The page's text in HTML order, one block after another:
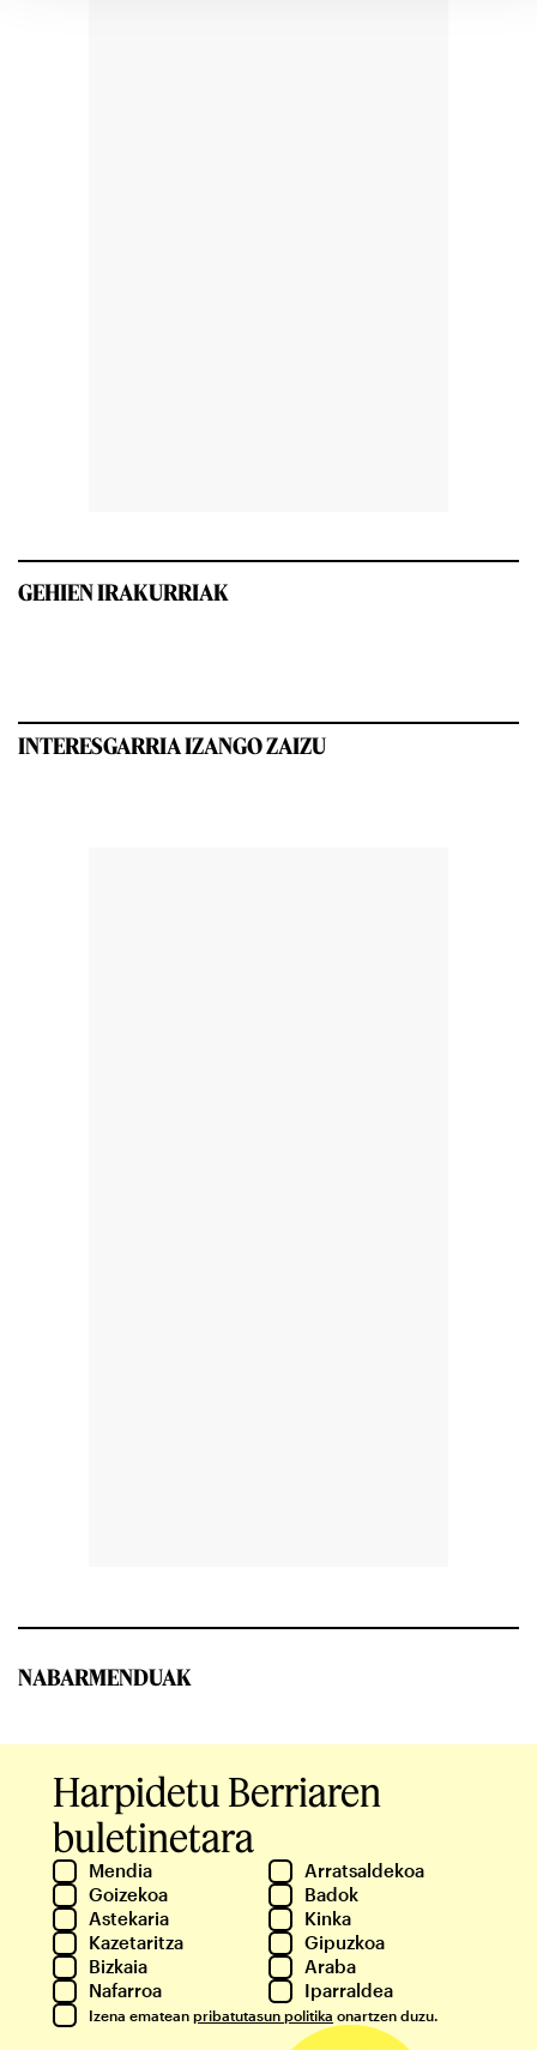
GEHIEN IRAKURRIAK
INTERESGARRIA IZANGO ZAIZU
NABARMENDUAK
Harpidetu Berriaren
buletinetara
Mendia
Arratsaldekoa
Goizekoa
Badok
Astekaria
Kinka
Kazetaritza
Gipuzkoa
Bizkaia
Araba
Nafarroa
Iparraldea
Izena ematean pribatutasun politika onartzen duzu.